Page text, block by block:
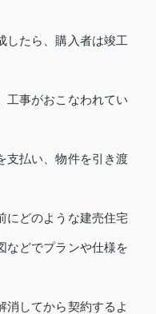
したら、購入者は竣工
工事がおこなわれてい
支払い、物件を引き渡
にどのような建売住宅
などでプランや仕様を
消してから契約するよ